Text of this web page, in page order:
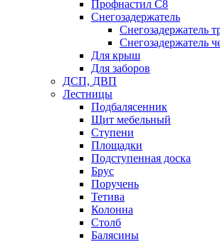
Профнастил С8
Снегозадержатель
Снегозадержатель
Снегозадержатель
Для крыш
Для заборов
ДСП, ДВП
Лестницы
Подбалясенник
Щит мебельный
Ступени
Площадки
Подступенная доска
Брус
Поручень
Тетива
Колонна
Столб
Балясины